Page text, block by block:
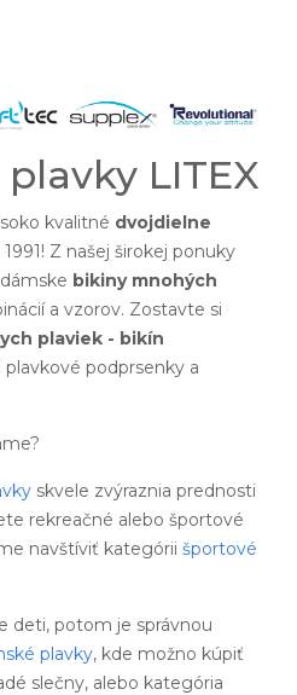
LITEX
kvalitné dvojdielne
Z našej širokej ponuky
bikiny mnohých
a vzorov. Zostavte si
plaviek - bikín
podprsenky a
skvele zvýraznia prednosti
rekreačné alebo športové
navštíviť kategórii športové
deti, potom je správnou
plavky, kde možno kúpiť
slečny, alebo kategória